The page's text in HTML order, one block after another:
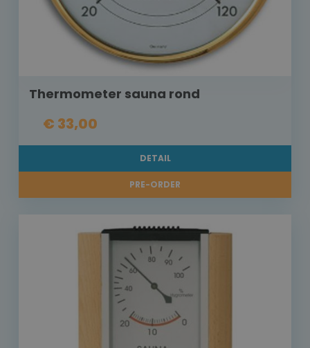
Thermometer sauna rond
€ 33,00
DETAIL
PRE-ORDER